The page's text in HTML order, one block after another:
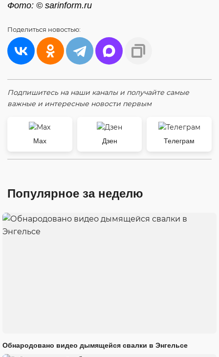
Фото: © sarinform.ru
Поделиться новостью:
Подпишитесь на наши каналы и получайте самые
важные и интересные новости первым
Max Дзен Телеграм
Популярное за неделю
Обнародовано видео дымящейся свалки в Энгельсе